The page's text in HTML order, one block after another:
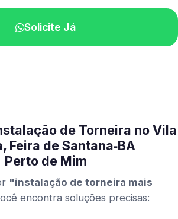
Solicite Já
de Torneira no Vila
Feira de Santana‑BA
Perto de Mim
"instalação de torneira mais
encontra soluções precisas: